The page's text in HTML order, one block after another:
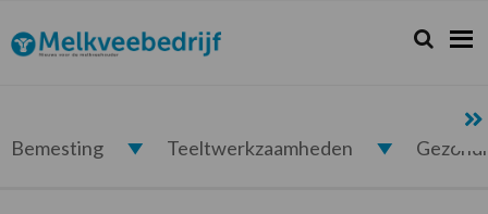
de
hoofdnavigatie
de
hoofd
de
eerste
de
voettekst
Melkveebedrijf.nl Zoeken...
Zoek
Bemesting Teeltwerkzaamheden